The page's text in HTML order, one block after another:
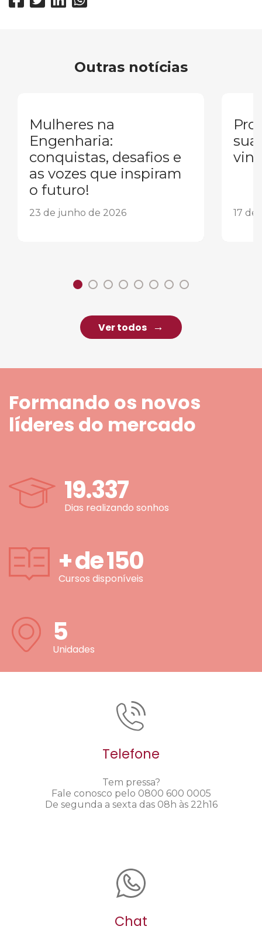
Outras notícias
Mulheres na
Engenharia:
conquistas, desafios e
as vozes que inspiram
o futuro!
23 de junho de 2026
sua
17 de
Ver todos
Formando os novos
líderes do mercado
19.337
Dias realizando sonhos
+ de150
Cursos disponíveis
5
Unidades
Telefone
Tem pressa?
Fale conosco pelo 0800 600 0005
De segunda a sexta das 08h às 22h16
Chat